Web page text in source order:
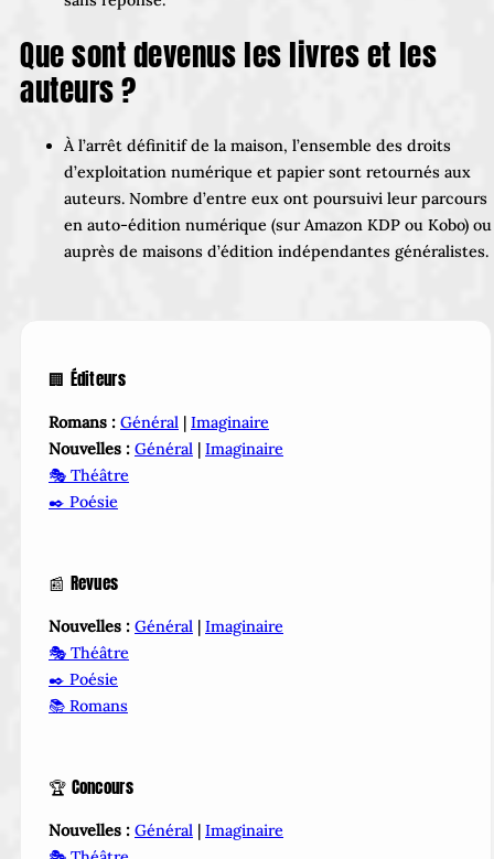
Que sont devenus les livres et les
auteurs ?
À l’arrêt définitif de la maison, l’ensemble des droits
d’exploitation numérique et papier sont retournés aux
auteurs. Nombre d’entre eux ont poursuivi leur parcours
en auto-édition numérique (sur Amazon KDP ou Kobo) ou
auprès de maisons d’édition indépendantes généralistes.
🏢 Éditeurs
Romans : Général | Imaginaire
Nouvelles : Général | Imaginaire
🎭 Théâtre
✒️ Poésie
📰 Revues
Nouvelles : Général | Imaginaire
🎭 Théâtre
✒️ Poésie
📚 Romans
🏆 Concours
Nouvelles : Général | Imaginaire